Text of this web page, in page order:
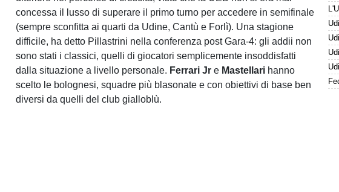
concessa il lusso di superare il primo turno per accedere in semifinale
(sempre sconfitta ai quarti da Udine, Cantù e Forlì). Una stagione
difficile, ha detto Pillastrini nella conferenza post Gara-4: gli addii non
sono stati i classici, quelli di giocatori semplicemente insoddisfatti
dalla situazione a livello personale. Ferrari Jr e Mastellari hanno
scelto le bolognesi, squadre più blasonate e con obiettivi di base ben
diversi da quelli del club gialloblù.